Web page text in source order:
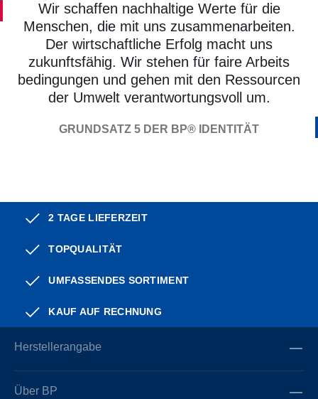
Wir schaffen nachhaltige Werte für die
Menschen, die mit uns zusammenarbeiten.
Der wirtschaftliche Erfolg macht uns
zukunftsfähig. Wir stehen für faire Arbeits
bedingungen und gehen mit den Ressourcen
der Umwelt verantwortungsvoll um.
GRUNDSATZ 5 DER BP® IDENTITÄT
2 TAGE LIEFERZEIT
TOPQUALITÄT
UMFASSENDES SORTIMENT
KAUF AUF RECHNUNG
Herstellerangabe
Über BP